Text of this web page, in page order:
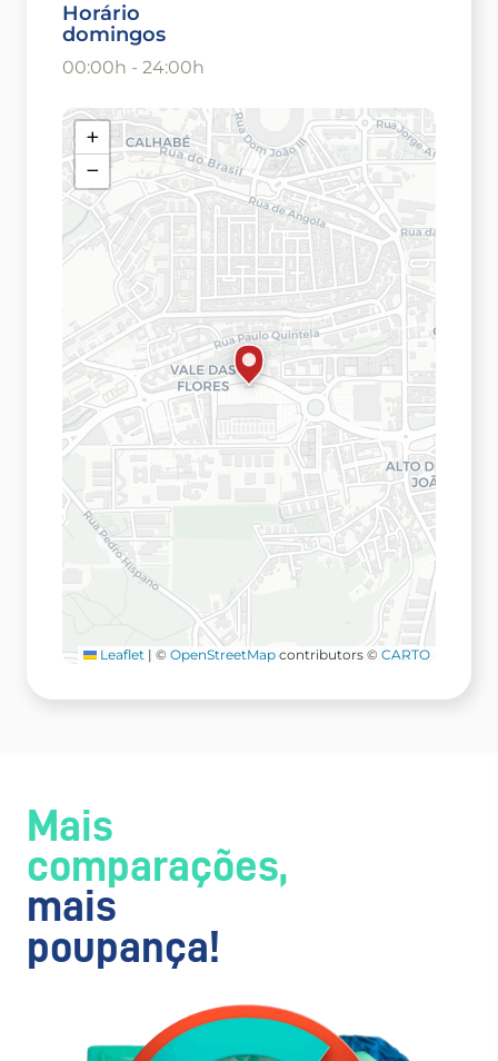
Horário
domingos
00:00h - 24:00h
+
−
Leaflet | © OpenStreetMap contributors © CARTO
Mais
comparações,
mais
poupança!